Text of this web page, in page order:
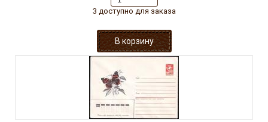
3 доступно для заказа